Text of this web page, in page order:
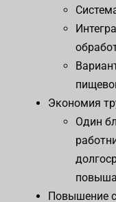
Экономия
Один
Повышение